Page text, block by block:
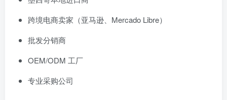
跨境电商卖家（亚马逊、Mercado Libre）
批发分销商
OEM/ODM 工厂
专业采购公司